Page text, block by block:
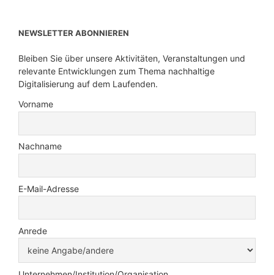
NEWSLETTER ABONNIEREN
Bleiben Sie über unsere Aktivitäten, Veranstaltungen und
relevante Entwicklungen zum Thema nachhaltige
Digitalisierung auf dem Laufenden.
Vorname
Nachname
E-Mail-Adresse
Anrede